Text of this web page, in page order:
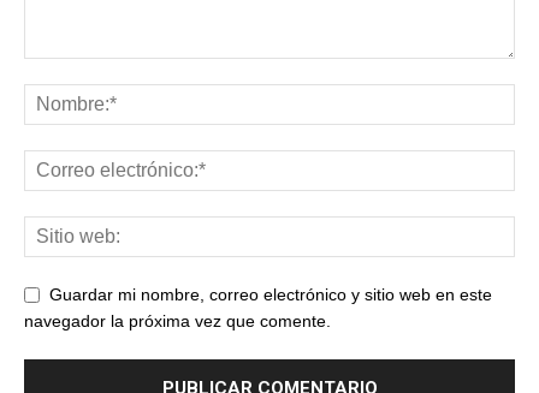
Guardar mi nombre, correo electrónico y sitio web en este
navegador la próxima vez que comente.